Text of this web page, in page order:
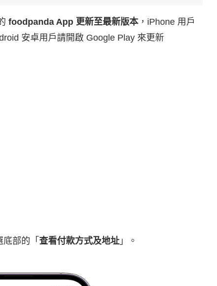
foodpanda App 更新至最新版本 ，iPhone 用戶
安卓用戶請開啟 Google Play 來更新
部的「 查看付款方式及地址 」。